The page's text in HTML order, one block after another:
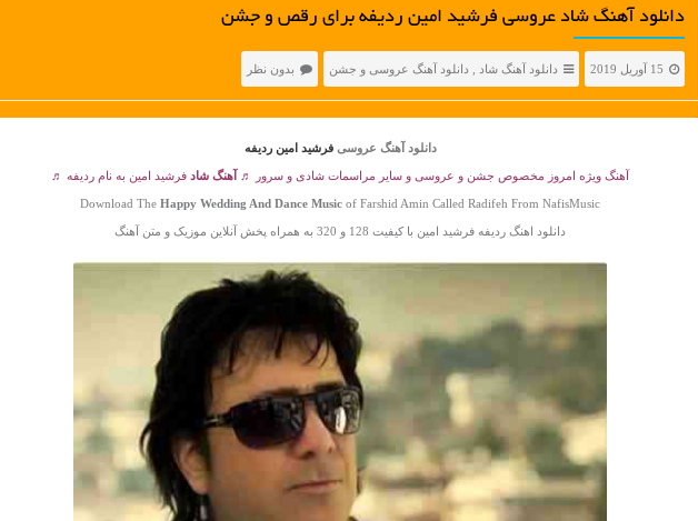
دانلود آهنگ شاد عروسی فرشید امین ردیفه برای رقص و جشن
15 آوریل 2019 دانلود آهنگ شاد دانلود آهنگ عروسی و جشن بدون نظر
دانلود آهنگ عروسی فرشید امین ردیفه
آهنگ ویژه امروز مخصوص جشن و عروسی و سایر مراسمات شادی و سرور ♬ آهنگ شاد فرشید امین به نام ردیفه ♬
Download The Happy Wedding And Dance Music of Farshid Amin Called Radifeh From NafisMusic
دانلود اهنگ ردیفه فرشید امین با کیفیت 128 و 320 به همراه پخش آنلاین موزیک و متن آهنگ